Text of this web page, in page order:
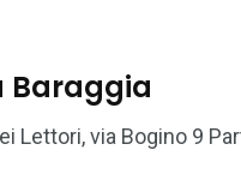
Baraggia
via Bogino 9